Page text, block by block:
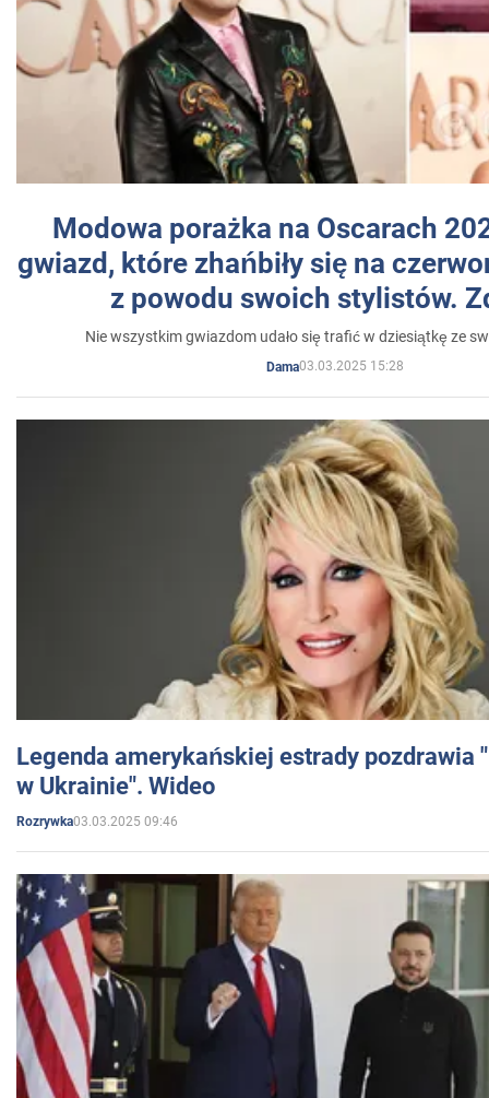
Modowa porażka na Oscarach
gwiazd, które zhańbiły się na
z powodu swoich stylistów.
Nie wszystkim gwiazdom udało się trafić w dziesiątkę ze
Dama03.03.2025 15:28
Legenda amerykańskiej estrady pozdrawia
w Ukrainie". Wideo
Rozrywka03.03.2025 09:46